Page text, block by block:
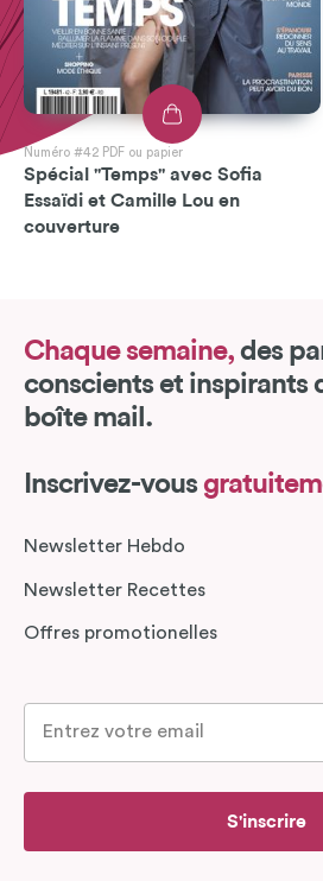
Numéro #42 PDF ou papier
Spécial "Temps" avec Sofia
Essaïdi et Camille Lou en
couverture
Chaque semaine, des
conscients et inspirants
boîte mail.
Inscrivez-vous
Newsletter Hebdo
Newsletter Recettes
Offres promotionelles
S'inscrire